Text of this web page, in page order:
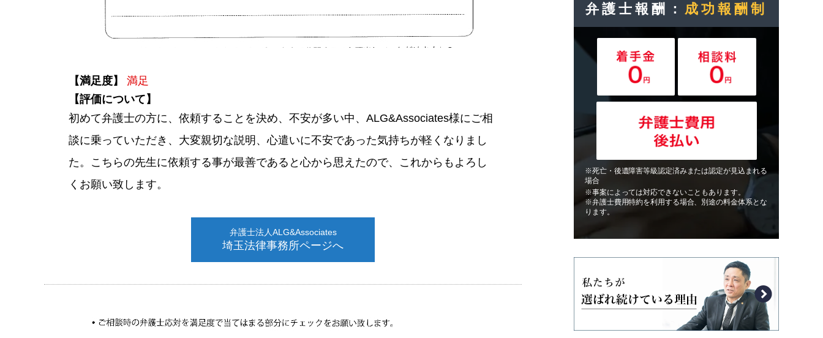
【満足度】
満足
【評価について】
初めて弁護士の方に、依頼することを決め、不安が多い中、ALG&Associates様にご相
談に乗っていただき、大変親切な説明、心遣いに不安であった気持ちが軽くなりまし
た。こちらの先生に依頼する事が最善であると心から思えたので、これからもよろし
くお願い致します。
弁護士法人ALG&Associates
埼玉法律事務所ページへ
弁護士報酬： 成功報酬制
※死亡・後遺障害等級認定済みまたは認定が見込まれる
場合
※事案によっては対応できないこともあります。
※弁護士費用特約を利用する場合、別途の料金体系とな
ります。